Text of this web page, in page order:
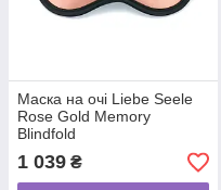
Маска на очі Liebe Seele
Rose Gold Memory
Blindfold
1 039 ₴